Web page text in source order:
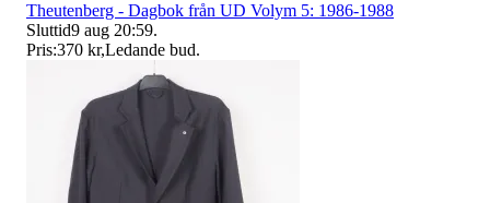
Theutenberg - Dagbok från UD Volym 5: 1986-1988
Sluttid9 aug 20:59.
Pris:370 kr,Ledande bud.